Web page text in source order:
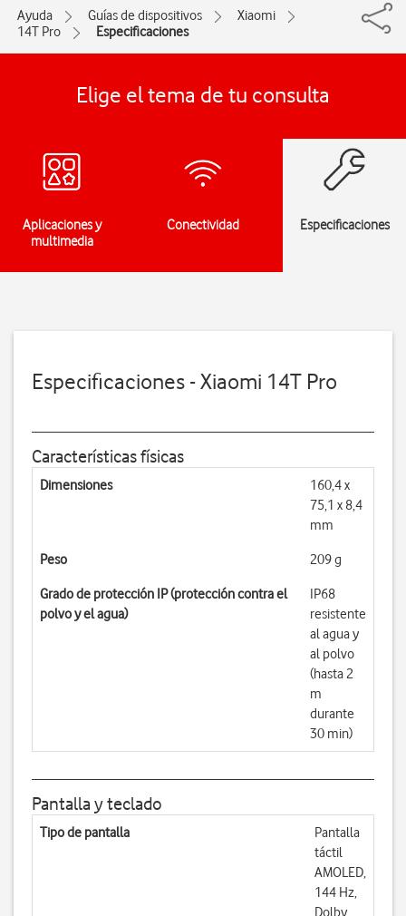
Ayuda Guías de dispositivos
Xiaomi
14T Pro
Especificaciones
Elige el tema de tu consulta
Aplicaciones y
multimedia
Conectividad Especificaciones
Especificaciones - Xiaomi 14T Pro
Características físicas
Dimensiones
160,4 x
75,1 x 8,4
mm
Peso 209 g
Grado de protección IP (protección contra el
polvo y el agua)
IP68
resistente
al agua y
al polvo
(hasta 2
m
durante
30 min)
Pantalla y teclado
Tipo de pantalla
Pantalla
táctil
AMOLED,
144 Hz,
Dolby